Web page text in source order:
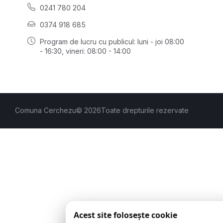
0241 780 204
0374 918 685
Program de lucru cu publicul: luni - joi 08:00
- 16:30 , vineri: 08:00 - 14:00
Comuna Cerchezu© 2026Toate drepturile rezervate
Acest site folosește cookie